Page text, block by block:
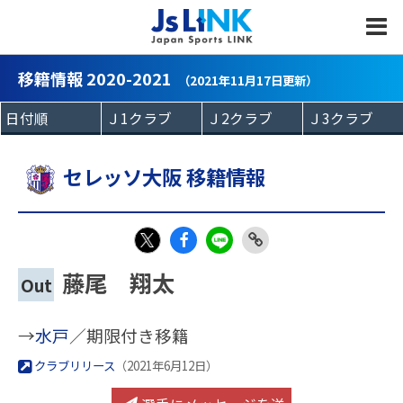
移籍情報 2020-2021 （2021年11月17日更新）
セレッソ大阪 移籍情報
X
eb
k
Out 藤尾 翔太
→水戸／期限付き移籍
クラブリリース （2021年6月12日）